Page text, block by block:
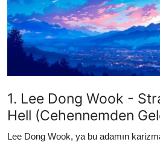
1. Lee Dong Wook -
Hell (Cehennemden
Lee Dong Wook, ya bu adamın